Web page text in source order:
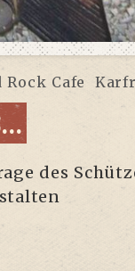
Rock Cafe
des